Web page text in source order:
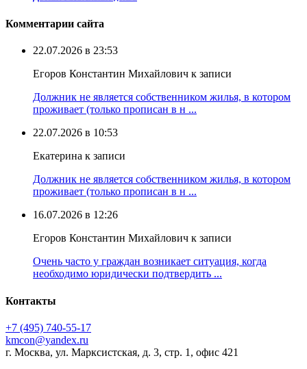
Комментарии сайта
22.07.2026 в 23:53
Егоров Константин Михайлович к записи
Должник не является собственником жилья, в котором
проживает (только прописан в н ...
22.07.2026 в 10:53
Екатерина к записи
Должник не является собственником жилья, в котором
проживает (только прописан в н ...
16.07.2026 в 12:26
Егоров Константин Михайлович к записи
Очень часто у граждан возникает ситуация, когда
необходимо юридически подтвердить ...
Контакты
+7 (495) 740‑55‑17
kmcon@yandex.ru
г. Москва, ул. Марксистская, д. 3, стр. 1, офис 421